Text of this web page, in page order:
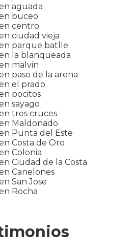
aguada
buceo
centro
ciudad vieja
parque batlle
la blanqueada
malvin
paso de la arena
el prado
pocitos
sayago
tres cruces
Maldonado
Punta del Este
Costa de Oro
Colonia
Ciudad de la Costa
Canelones
San Jose
Rocha